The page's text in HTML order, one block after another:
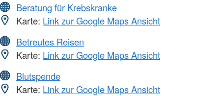
Beratung für Krebskranke
Karte: Link zur Google Maps Ansicht
Betreutes Reisen
Karte: Link zur Google Maps Ansicht
Blutspende
Karte: Link zur Google Maps Ansicht